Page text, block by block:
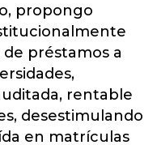
propongo
préstamos a
rentable
desestimulando
en matrículas